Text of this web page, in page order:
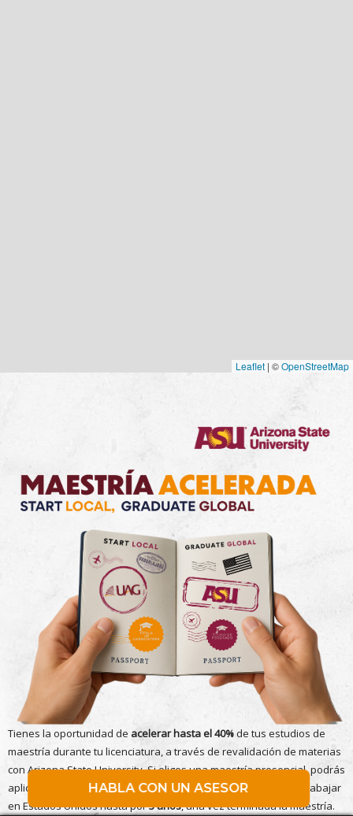
Leaflet | ©OpenStreetMap
Tienes la oportunidad de acelerar hasta el 40%de tus estudios de
maestría durante tu licenciatura, a través de revalidación de materias
con Arizona State University. Si eliges una maestría presencial, podrás
aplicar al programa Optional Practical Training que te permite trabajar
en Estados Unidos hasta por3 años, una vez terminada la maestría.
HABLA CON UN ASESOR